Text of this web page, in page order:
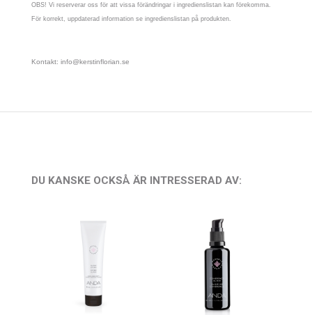
OBS! Vi reserverar oss för att vissa förändringar i ingredienslistan kan förekomma.
För korrekt, uppdaterad information se ingredienslistan på produkten.
Kontakt: info@kerstinflorian.se
DU KANSKE OCKSÅ ÄR INTRESSERAD AV: